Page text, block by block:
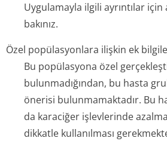
Uygulamayla ilgili ayrıntılar için
bakınız.
Özel popülasyonlara ilişkin ek
Bu popülasyona özel
bulunmadığından, bu hasta
önerisi bulunmamaktadır. Bu
da karaciğer işlevlerinde
dikkatle kullanılması